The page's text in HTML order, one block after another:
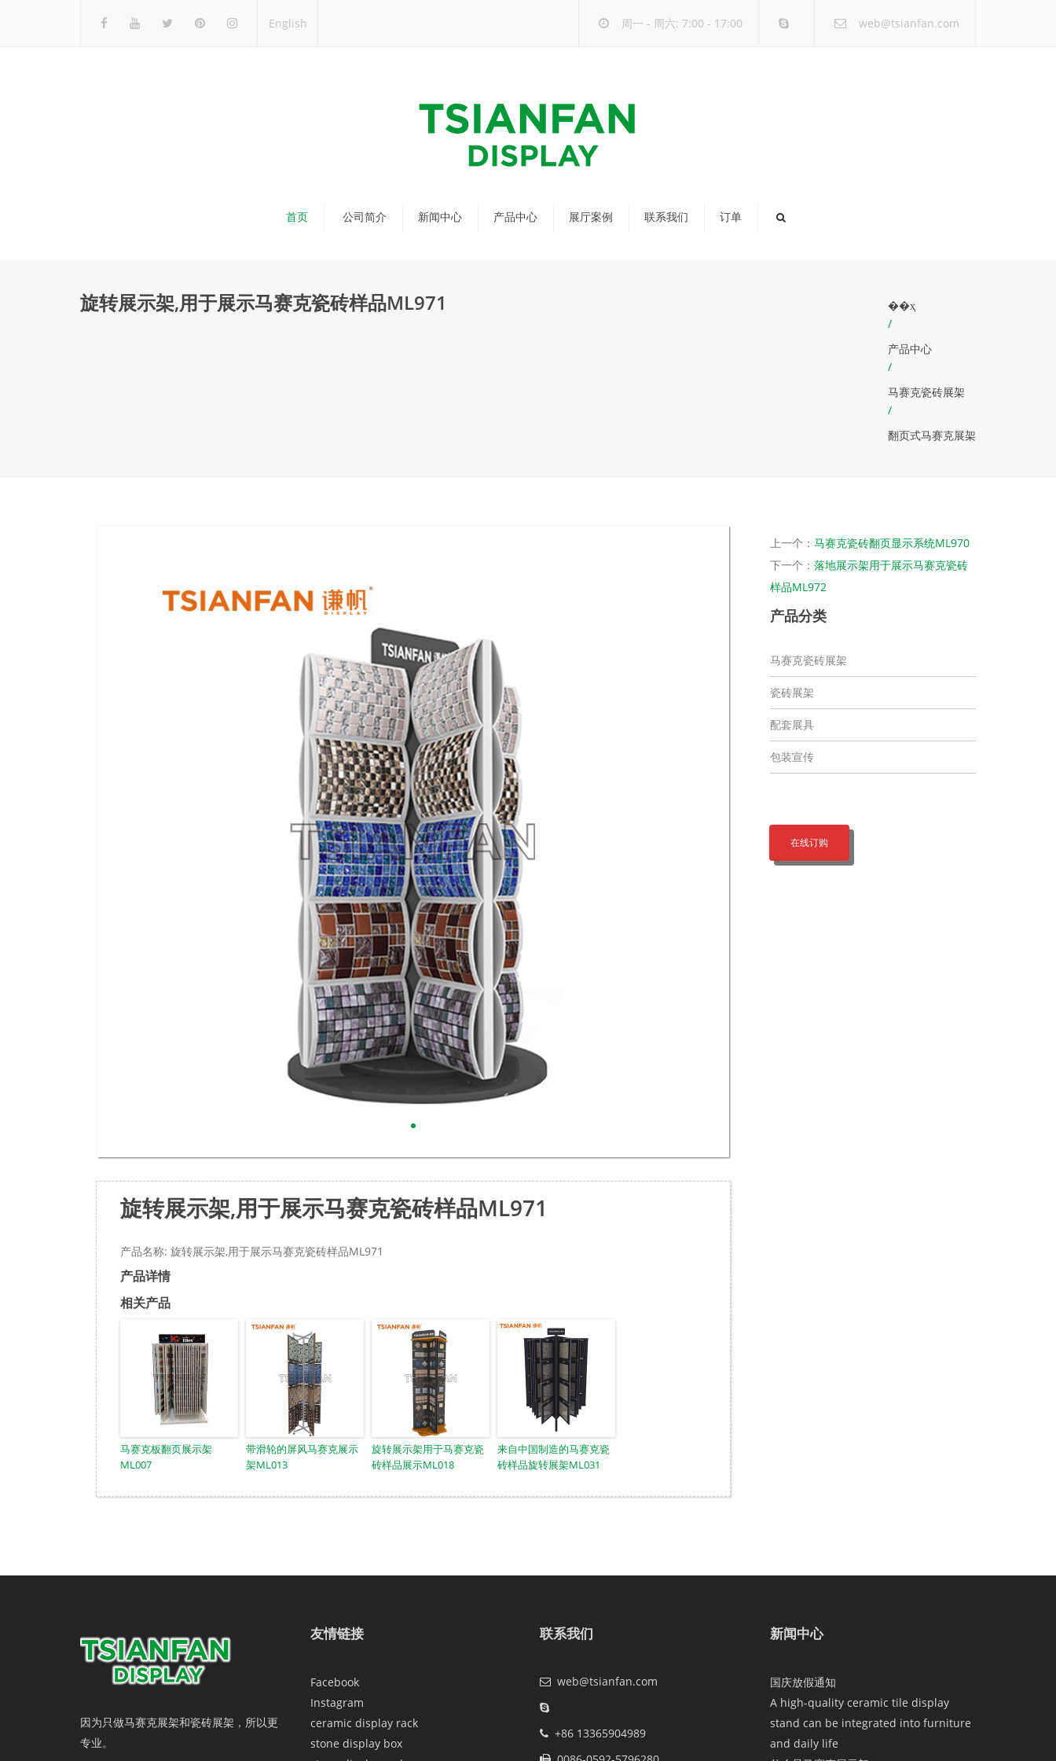
English 周一 - 周六: 7:00 - 17:00 web@tsianfan.com
首页 公司简介 新闻中心
行业新闻
产品中心 展厅案例 联系我们 订单
旋转展示架,用于展示马赛克瓷砖样品ML971
��ҳ
/
产品中心
/
马赛克瓷砖展架
/
翻页式马赛克展架
旋转展示架,用于展示马赛克瓷砖样品ML971
产品名称: 旋转展示架,用于展示马赛克瓷砖样品ML971
产品详情
相关产品
马赛克板翻页展示架
ML007
带滑轮的屏风马赛克展示
架ML013
旋转展示架用于马赛克瓷
砖样品展示ML018
来自中国制造的马赛克瓷
砖样品旋转展架ML031
上一个： 马赛克瓷砖翻页显示系统ML970
下一个： 落地展示架用于展示马赛克瓷砖
样品ML972
产品分类
马赛克瓷砖展架
瓷砖展架
配套展具
包装宣传
在线订购
因为只做马赛克展架和瓷砖展架，所以更
专业。
友情链接
Facebook
Instagram
ceramic display rack
stone display box
联系我们
web@tsianfan.com
+86 13365904989
新闻中心
国庆放假通知
A high-quality ceramic tile display
stand can be integrated into furniture
and daily life